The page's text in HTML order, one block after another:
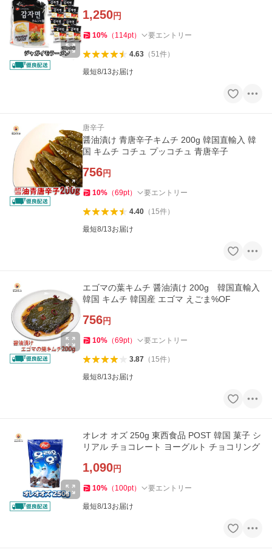
1,250円
10% （ 114pt） 要エントリー
4.63（51件）
最短8/13お届け
唐辛子
醤油漬け 青唐辛子キムチ 200g 韓国直輸入 韓
国 キムチ コチュ プッコチュ 青唐辛子
756円
10% （69pt） 要エントリー
4.40（ 15件）
最短8/13お届け
エゴマの葉キムチ 醤油漬け 200g 韓国直輸入
韓国 キムチ 韓国産 エゴマ えごま%OF
756円
10% （69pt） 要エントリー
3.87（ 15件）
最短8/13お届け
オレオ オズ 250g 東西食品 POST 韓国 菓子 シ
リアル チョコレート ヨーグルト チョコリング
1,090円
10% （ 100pt） 要エントリー
最短8/13お届け